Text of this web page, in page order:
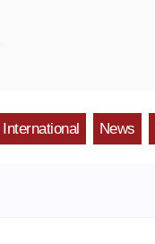
International News